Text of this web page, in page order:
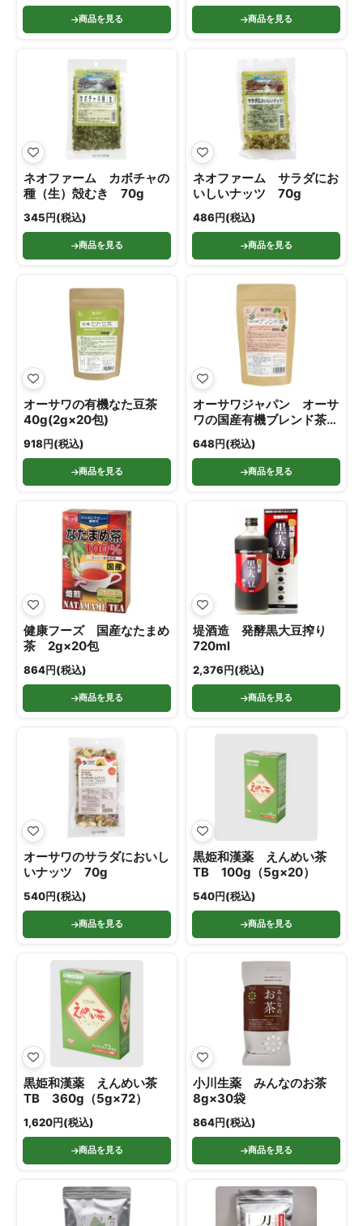
商品を見る 商品を見る
ネオファーム カボチャの
種（生）殻むき 70g
345円(税込)
商品を見る
ネオファーム サラダにお
いしいナッツ 70g
486円(税込)
商品を見る
オーサワの有機なた豆茶
40g(2g×20包)
918円(税込)
商品を見る
オーサワジャパン オーサ
ワの国産有機ブレンド茶
100g(5g×20包)
648円(税込)
商品を見る
健康フーズ 国産なたまめ
茶 2g×20包
864円(税込)
商品を見る
堤酒造 発酵黒大豆搾り
720ml
2,376円(税込)
商品を見る
オーサワのサラダにおいし
いナッツ 70g
540円(税込)
商品を見る
黒姫和漢薬 えんめい茶
TB 100g（5g×20）
540円(税込)
商品を見る
黒姫和漢薬 えんめい茶
TB 360g（5g×72）
1,620円(税込)
商品を見る
小川生薬 みんなのお茶
8g×30袋
864円(税込)
商品を見る